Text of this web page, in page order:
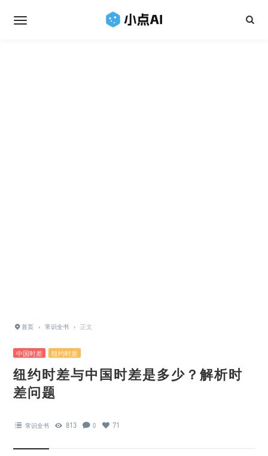
首页 › 常识全书 › 正文
中国时差 纽约时差
纽约时差与中国时差是多少？解析时
差问题
常识全书 813 0 71